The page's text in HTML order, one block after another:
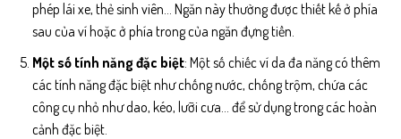
phép lái xe, thẻ sinh viên… Ngăn này thường được thiết kế ở phía
sau của ví hoặc ở phía trong của ngăn đựng tiền.
Một số tính năng đặc biệt: Một số chiếc ví da đa năng có thêm
các tính năng đặc biệt như chống nước, chống trộm, chứa các
công cụ nhỏ như dao, kéo, lưỡi cưa… để sử dụng trong các hoàn
cảnh đặc biệt.